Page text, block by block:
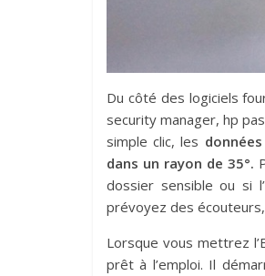
Du côté des logiciels
security manager, hp
simple clic, les
dans un rayon de 35°.
dossier sensible ou si
prévoyez des
Lorsque vous mettrez
prêt à l’emploi. Il